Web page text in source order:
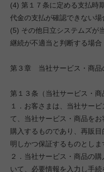
(4) 第１７条に定める支払時
代金の支払が確認できない場
(5) その他日立システムズが
継続が不適当と判断する場合
第３章 当社サービス・商品
第１３条（当社サービス・商
１．お客さまは、当社サー
て、当社サービス・商品を
購入するものであり、再販
明しかつ保証するものとしま
２．当社サービス・商品の
いて、必要情報を入力し手